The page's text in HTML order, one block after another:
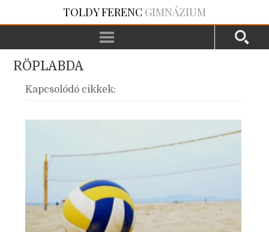
TOLDY FERENC GIMNÁZIUM
RÖPLABDA
Kapcsolódó cikkek: